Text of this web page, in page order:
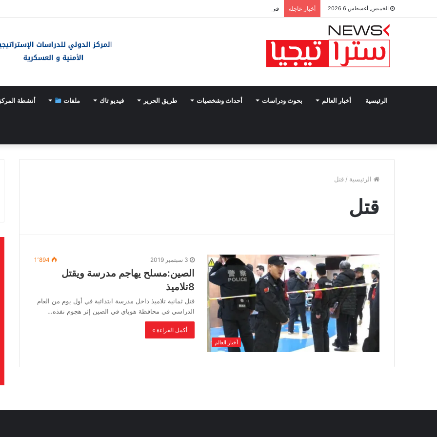
الخميس, أغسطس 6 2026 أخبار عاجلة في 4 أيام.. اتصالات مكثفة لفيدان تتناول جهود إنهاء الصراعات بالمنطقة
الرئيسية أخبار العالم بحوث ودراسات أحداث وشخصيات طريق الحرير فيديو تاك ملفات أنشطة المركز
الرئيسية / قتل
قتل
أخبار العالم
3 سبتمبر 2019 1٬894
الصين:مسلح يهاجم مدرسة ويقتل
8تلاميذ
قتل ثمانية تلاميذ داخل مدرسة ابتدائية في أول يوم من العام
الدراسي في محافظة هوباي في الصين إثر هجوم نفذه…
أكمل القراءة »